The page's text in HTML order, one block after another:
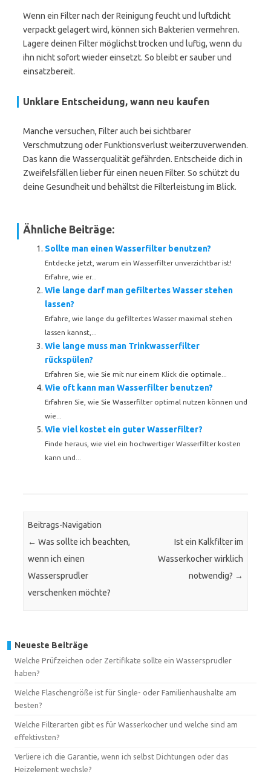
Wenn ein Filter nach der Reinigung feucht und luftdicht
verpackt gelagert wird, können sich Bakterien vermehren.
Lagere deinen Filter möglichst trocken und luftig, wenn du
ihn nicht sofort wieder einsetzt. So bleibt er sauber und
einsatzbereit.
Unklare Entscheidung, wann neu kaufen
Manche versuchen, Filter auch bei sichtbarer
Verschmutzung oder Funktionsverlust weiterzuverwenden.
Das kann die Wasserqualität gefährden. Entscheide dich in
Zweifelsfällen lieber für einen neuen Filter. So schützt du
deine Gesundheit und behältst die Filterleistung im Blick.
Ähnliche Beiträge:
Sollte man einen Wasserfilter benutzen?
Entdecke jetzt, warum ein Wasserfilter unverzichtbar ist!
Erfahre, wie er...
Wie lange darf man gefiltertes Wasser stehen
lassen?
Erfahre, wie lange du gefiltertes Wasser maximal stehen
lassen kannst,...
Wie lange muss man Trinkwasserfilter
rückspülen?
Erfahren Sie, wie Sie mit nur einem Klick die optimale...
Wie oft kann man Wasserfilter benutzen?
Erfahren Sie, wie Sie Wasserfilter optimal nutzen können und
wie...
Wie viel kostet ein guter Wasserfilter?
Finde heraus, wie viel ein hochwertiger Wasserfilter kosten
kann und...
Beitrags-Navigation
← Was sollte ich beachten,
wenn ich einen
Wassersprudler
verschenken möchte?
Ist ein Kalkfilter im
Wasserkocher wirklich
notwendig? →
Neueste Beiträge
Welche Prüfzeichen oder Zertifikate sollte ein Wassersprudler
haben?
Welche Flaschengröße ist für Single- oder Familienhaushalte am
besten?
Welche Filterarten gibt es für Wasserkocher und welche sind am
effektivsten?
Verliere ich die Garantie, wenn ich selbst Dichtungen oder das
Heizelement wechsle?